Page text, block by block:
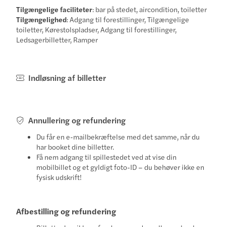
Tilgængelige faciliteter: bar på stedet, aircondition, toiletter
Tilgængelighed: Adgang til forestillinger, Tilgængelige
toiletter, Kørestolspladser, Adgang til forestillinger,
Ledsagerbilletter, Ramper
Indløsning af billetter
Annullering og refundering
Du får en e-mailbekræftelse med det samme, når du
har booket dine billetter.
Få nem adgang til spillestedet ved at vise din
mobilbillet og et gyldigt foto-ID – du behøver ikke en
fysisk udskrift!
Afbestilling og refundering